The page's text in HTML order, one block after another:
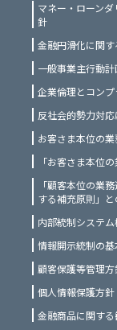
マネー・ローン
針
金融円滑化に関
一般事業主行動計
企業倫理とコン
反社会的勢力対
お客さま本位の
「お客さま本位
「顧客本位の業
する補充原則」
内部統制システ
情報開示統制の
顧客保護等管理方
個人情報保護方針
金融商品に関す